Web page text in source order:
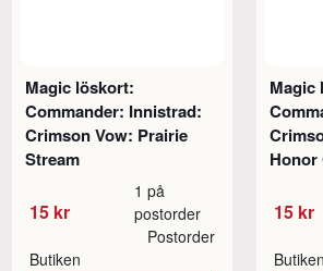
Magic löskort:
Commander: Innistrad:
Crimson Vow: Prairie
Stream
15 kr
1 på
postorder
Butiken
Postorder
Magic
Honor
15 kr
Butiken